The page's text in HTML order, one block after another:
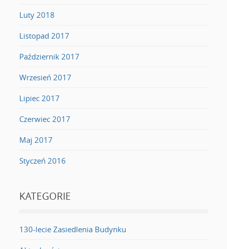
Luty 2018
Listopad 2017
Październik 2017
Wrzesień 2017
Lipiec 2017
Czerwiec 2017
Maj 2017
Styczeń 2016
KATEGORIE
130-lecie Zasiedlenia Budynku